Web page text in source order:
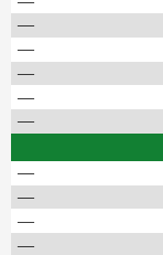
—
—
—
—
—
—
—
—
—